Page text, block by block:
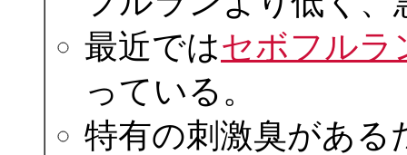
最近ではセボフルラ
っている。
特有の刺激臭がある